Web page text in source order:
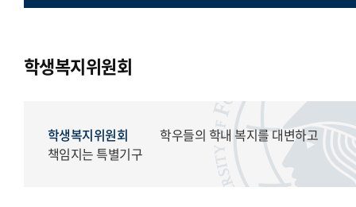
국제학생회
생활도서관
학생복지위원회
영상사업단
학생복지위원회
학생복지위원회
학우들의 학내 복지를 대변하고
책임지는 특별기구